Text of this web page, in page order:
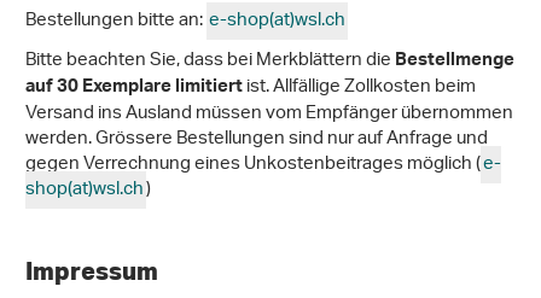
Bestellungen bitte an:e-shop(at)wsl.ch
Bitte beachten Sie, dass bei Merkblättern dieBestellmenge
auf 30 Exemplare limitiertist. Allfällige Zollkosten beim
Versand ins Ausland müssen vom Empfänger übernommen
werden. Grössere Bestellungen sind nur auf Anfrage und
gegen Verrechnung eines Unkostenbeitrages möglich (e-
shop(at)wsl.ch)
Impressum